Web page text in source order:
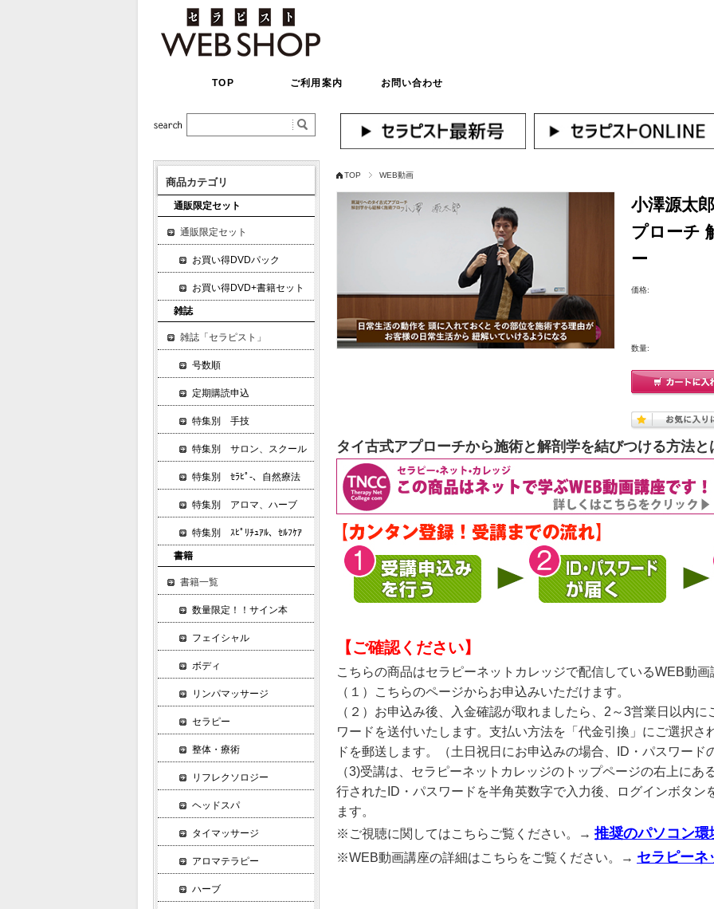
TOP ご利用案内 お問い合わせ
TOP WEB動画
小澤源太
プローチ
ー
価格:
数量:
タイ古式アプローチから施術と解剖学を結びつける方法と
【ご確認ください】
こちらの商品はセラピーネットカレッジで配信しているWEB動
（１）こちらのページからお申込みいただけます。
（２）お申込み後、入金確認が取れましたら、2～3営業日以内
ワードを送付いたします。支払い方法を「代金引換」にご選択さ
ドを郵送します。（土日祝日にお申込みの場合、ID・パスワード
（3)受講は、セラピーネットカレッジのトップページの右上にあ
行されたID・パスワードを半角英数字で入力後、ログインボタン
ます。
※ご視聴に関してはこちらご覧ください。→ 推奨のパソコン環
※WEB動画講座の詳細はこちらをご覧ください。→ セラピー
商品カテゴリ
通販限定セット
通販限定セット
お買い得DVDパック
お買い得DVD+書籍セット
雑誌
雑誌「セラピスト」
号数順
定期購読申込
特集別 手技
特集別 サロン、スクール
特集別 ｾﾗﾋﾟ-、自然療法
特集別 アロマ、ハーブ
特集別 ｽﾋﾟﾘﾁｭｱﾙ、ｾﾙﾌｹｱ
書籍
書籍一覧
数量限定！！サイン本
フェイシャル
ボディ
リンパマッサージ
セラピー
整体・療術
リフレクソロジー
ヘッドスパ
タイマッサージ
アロマテラピー
ハーブ